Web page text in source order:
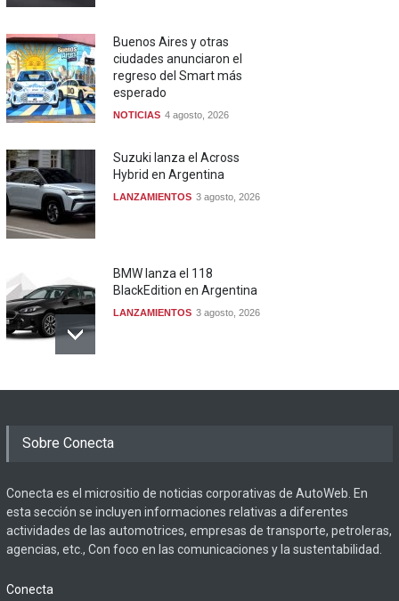
Buenos Aires y otras
ciudades anunciaron el
regreso del Smart más
esperado
NOTICIAS 4 agosto, 2026
Suzuki lanza el Across
Hybrid en Argentina
LANZAMIENTOS 3 agosto, 2026
BMW lanza el 118
BlackEdition en Argentina
LANZAMIENTOS 3 agosto, 2026
Sobre Conecta
Conecta es el micrositio de noticias corporativas de AutoWeb. En
esta sección se incluyen informaciones relativas a diferentes
actividades de las automotrices, empresas de transporte, petroleras,
agencias, etc., Con foco en las comunicaciones y la sustentabilidad.
Conecta